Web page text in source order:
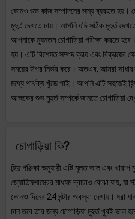
কোনও শুভ কাজ সম্পাদনের জন্য ব্যবহৃত হয়।
মুহুর্ত দেখতে চায়। আপনি যদি সঠিক মুহুর্ত
আপনাকে ন্যূনতম চোগাড়িয়া পরীক্ষা করতে
হয়। এটি বিশেষত সম্পদ ক্রয় এবং বিক্রয়ের
সময়ের উপর নির্ভর করে। অতএব, আমরা
মধ্যে পার্থক্য খুঁজে পাই। আপনি এটি সহজেই
আজকের শুভ মুহুর্ত সম্পর্কে জানতে চোগাড়িয়া
চোগাড়িয়া কি?
হিন্দু পঞ্জিকা অনুযায়ী এটি মূলত ভাল এবং
জ্যোতিষশাস্ত্রের মাধ্যম দ্বারাও বোঝা যায়, যা
কোনও দিনের 24 ঘন্টার অবস্থা দেখায়।
চান তবে তার জন্য চোগাড়িয়া মুহুর্ত খুবই ভাল